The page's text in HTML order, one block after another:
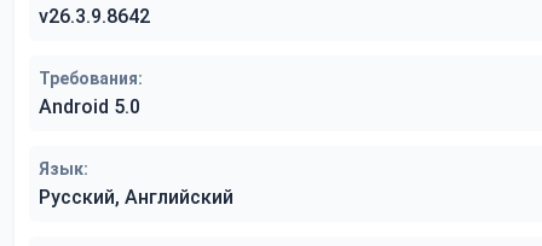
v26.3.9.8642
Требования:
Android 5.0
Язык:
Русский, Английский